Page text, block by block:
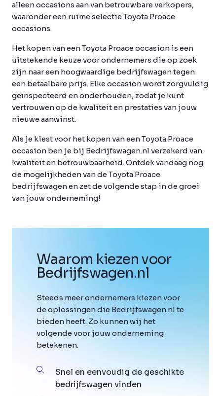
alleen occasions aan van betrouwbare verkopers,
waaronder een ruime selectie Toyota Proace
occasions.
Het kopen van een Toyota Proace occasion is een
uitstekende keuze voor ondernemers die op zoek
zijn naar een hoogwaardige bedrijfswagen tegen
een betaalbare prijs. Elke occasion wordt zorgvuldig
geïnspecteerd en onderhouden, zodat je kunt
vertrouwen op de kwaliteit en prestaties van jouw
nieuwe aanwinst.
Als je kiest voor het kopen van een Toyota Proace
occasion ben je bij Bedrijfswagen.nl verzekerd van
kwaliteit en betrouwbaarheid. Ontdek vandaag nog
de mogelijkheden van de Toyota Proace
bedrijfswagen en zet de volgende stap in de groei
van jouw onderneming!
Waarom kiezen voor
Bedrijfswagen.nl
Steeds meer ondernemers kiezen voor
de oplossingen die Bedrijfswagen.nl te
bieden heeft. Zo kunnen wij het
volgende voor jouw onderneming
betekenen.
Snel en eenvoudig de geschikte
bedrijfswagen vinden